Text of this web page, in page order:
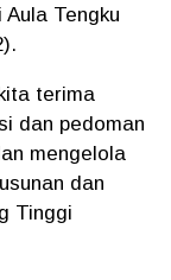
Tengku
terima
dan pedoman
mengelola
dan
Tinggi